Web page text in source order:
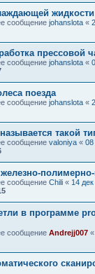
жидкости
сообщение johanslota «
прессовой
сообщение johanslota «
поезда
сообщение johanslota «
такой
сообщение valoniya « 08
сообщение Chili « 14
в программе
сообщение Andrejj007 «